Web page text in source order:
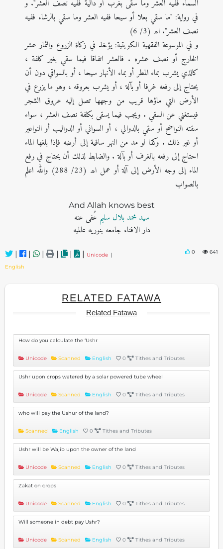
السماء ففيه العشر وما سقى بغرب أو دالية ففيه نصف العشر". و
في رواية: "ما سقي بعلا أو سيحا ففيه العشر وما سقي بالرشاء ففيه
نصف العشر". اھ (3/ 6)
و في الموسوعة الفقهية الكويتية: يؤخذ في زكاة الزروع والثمار عشر
الخارج أو نصف عشره . فالعشر اتفاقا فيما سقي بغير كلفة ،
كالذي يشرب بماء المطر أو بماء الأنهار سيحا ، أو بالسواقي دون أن
يحتاج إلى رفعه غرفا أو بآلة ، أو يشرب بعروقه ، وهو ما يزرع في
الأرض التي ماؤها قريب من وجهها تصل إليه عروق الشجر
فيستغني عن السقي . ويجب فيما يسقى بكلفة نصف العشر ، سواء
سقته النواضح أو سقي بالدوالي ، أو السواني أو الدواليب أو النواعير
أو غير ذلك . وكذا لو مد من النهر ساقية إلى أرضه فإذا بلغها الماء
احتاج إلى رفعه بالغرف أو بآلة . والضابط لذلك أن يحتاج في رفع
الماء إلى وجه الأرض إلى آلة أو عمل اھ (23/ 288) واللہ اعلم
بالصواب
And Allah knows best
سيد محمد بلال سلیم عُفی عنه
دار الافتاء جامعه بنوریه عالمیه
| | | | | | Unicode |
English
0 641
RELATED FATAWA
Related Fatawa
How do you calculate the ‘Ushr
Unicode Scanned English 0 Tithes and Tributes
Ushr upon crops watered by a solar powered tube wheel
Unicode Scanned English 0 Tithes and Tributes
who will pay the Ushur of the land?
Scanned English 0 Tithes and Tributes
Ushr will be Wajib upon the owner of the land
Unicode Scanned English 0 Tithes and Tributes
Zakat on crops
Unicode Scanned English 0 Tithes and Tributes
Will someone in debt pay Ushr?
Unicode Scanned English 0 Tithes and Tributes